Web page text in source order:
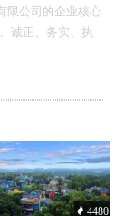
限公司的企业核心
诚正、务实、执
“上德不德”。其文
“道”依托的物质实
的“比德”，还是道家
”，都主张人与自然建
4480